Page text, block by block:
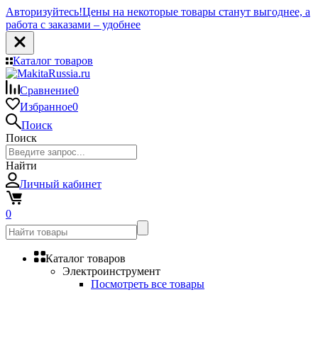
Авторизуйтесь!Цены на некоторые товары станут выгоднее, а
работа с заказами – удобнее
Каталог товаров
Сравнение0
Избранное0
Поиск
Поиск
Найти
Личный кабинет
0
Каталог товаров
Электроинструмент
Посмотреть все товары